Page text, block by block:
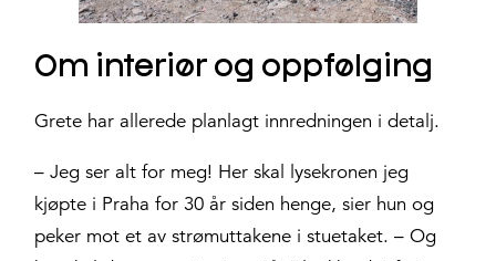
Om interiør og oppfølging
Grete har allerede planlagt innredningen i detalj.
– Jeg ser alt for meg! Her skal lysekronen jeg
kjøpte i Praha for 30 år siden henge, sier hun og
peker mot et av strømuttakene i stuetaket. – Og